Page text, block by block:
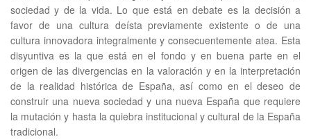
sociedad y de la vida. Lo que está en debate es la decisión a
favor de una cultura deísta previamente existente o de una
cultura innovadora integralmente y consecuentemente atea. Esta
disyuntiva es la que está en el fondo y en buena parte en el
origen de las divergencias en la valoración y en la interpretación
de la realidad histórica de España, así como en el deseo de
construir una nueva sociedad y una nueva España que requiere
la mutación y hasta la quiebra institucional y cultural de la España
tradicional.